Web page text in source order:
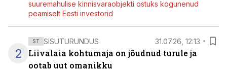
suuremahulise kinnisvaraobjekti ostuks kogunenud
peamiselt Eesti investorid
2
ST SISUTURUNDUS 31.07.26, 12:13
Liivalaia kohtumaja on jõudnud turule ja
ootab uut omanikku